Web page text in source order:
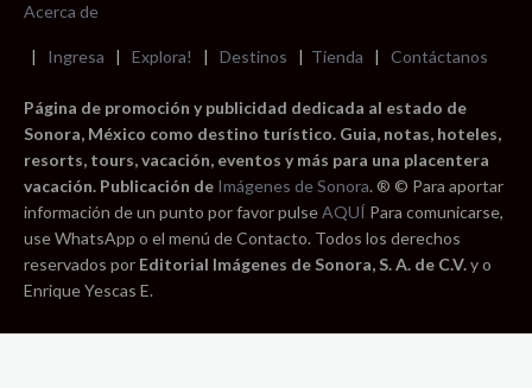
Acerca de
| Ingresa | Explora! | Destinos | Tienda | Contáctanos
Página de promoción y publicidad dedicada al estado de
Sonora, México como destino turístico. Guia, notas, hoteles,
resorts, tours, vacación, eventos y más para una placentera
vacación. Publicación de Imágenes de Sonora. ® © Para aportar
información de un punto por favor pulseAQUÍ Para comunicarse,
use WhatsApp o el menú de Contacto. Todos los derechos
reservados por Editorial Imágenes de Sonora, S. A. de C.V.y o
Enrique Yescas E.